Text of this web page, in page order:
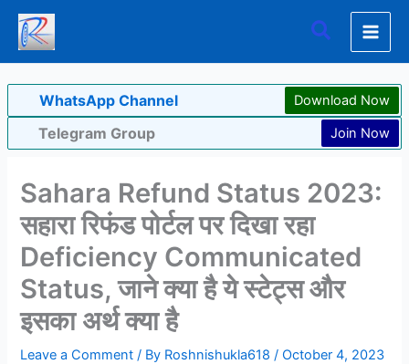
Skip
content
Search
WhatsApp Channel Download Now
Telegram Group Join Now
Sahara Refund Status 2023:
सहारा रिफंड पोर्टल पर दिखा रहा
Deficiency Communicated
Status, जाने क्या है ये स्टेट्स और
इसका अर्थ क्या है
Leave a Comment / By Roshnishukla618/October 4, 2023